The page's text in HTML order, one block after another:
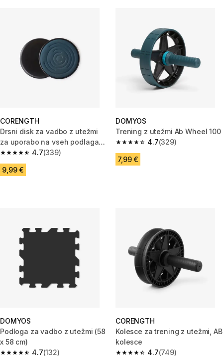
CORENGTH
Drsni disk za vadbo z utežmi
za uporabo na vseh podlagah
(2x)
4.7
4.7 od 5 zvezdic from 339 ocene
(339)
9,99 €
DOMYOS
Trening z utežmi Ab Wheel 100
4.7
4.7 od 5 zvezdic from 329
(329)
7,99 €
DOMYOS
Podloga za vadbo z utežmi (58
x 58 cm)
4.7
4.7 od 5 zvezdic from 132 ocene
(132)
CORENGTH
Kolesce za trening z utežmi, AB
kolesce
4.7
4.7 od 5 zvezdic from 749
(749)